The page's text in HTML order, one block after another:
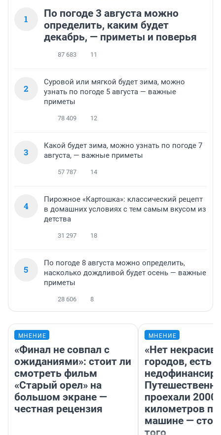
1
По погоде 3 августа можно
определить, каким будет
декабрь, — приметы и поверья
87 683 11
2
Суровой или мягкой будет зима, можно
узнать по погоде 5 августа — важные
приметы
78 409 12
3
Какой будет зима, можно узнать по погоде 7
августа, — важные приметы
57 787 14
4
Пирожное «Картошка»: классический рецепт
в домашних условиях с тем самым вкусом из
детства
31 297 18
5
По погоде 8 августа можно определить,
насколько дождливой будет осень — важные
приметы
28 606 8
МНЕНИЕ
«Финал не совпал с
ожиданиями»: стоит ли
смотреть фильм
«Старый орел» на
большом экране —
честная рецензия
МНЕНИЕ
«Нет
городов, есть
проехали 2000
километров по
машине —
того